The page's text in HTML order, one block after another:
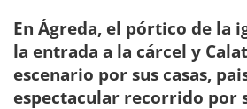
En Ágreda, el pórtico de la
la entrada a la cárcel y
escenario por sus casas,
espectacular recorrido por